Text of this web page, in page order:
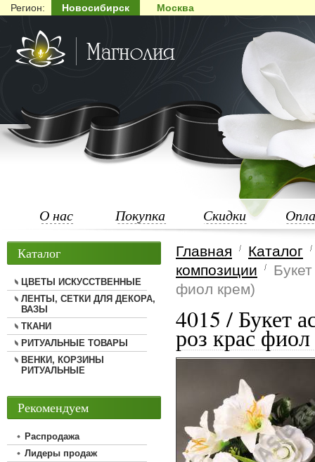
Регион: Новосибирск Москва
О нас Покупка Скидки
Главная
Каталог
композиции
фиол крем)
4015 / Букет
роз крас
Каталог
ЦВЕТЫ ИСКУССТВЕННЫЕ
ЛЕНТЫ, СЕТКИ ДЛЯ ДЕКОРА,
ВАЗЫ
ТКАНИ
РИТУАЛЬНЫЕ ТОВАРЫ
ВЕНКИ, КОРЗИНЫ
РИТУАЛЬНЫЕ
Рекомендуем
Распродажа
Лидеры продаж